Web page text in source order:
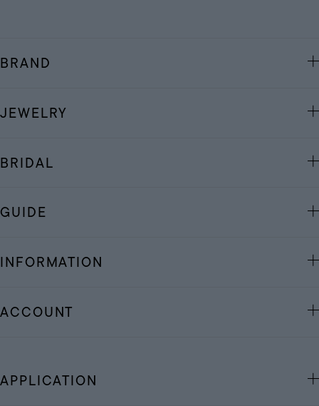
BRAND
JEWELRY
BRIDAL
GUIDE
INFORMATION
ACCOUNT
APPLICATION